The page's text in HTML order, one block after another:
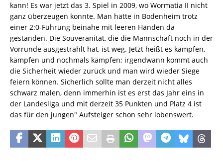
kann! Es war jetzt das 3. Spiel in 2009, wo Wormatia II nicht
ganz überzeugen konnte. Man hätte in Bodenheim trotz
einer 2:0-Führung beinahe mit leeren Händen da
gestanden. Die Souveränität, die die Mannschaft noch in der
Vorrunde ausgestrahlt hat, ist weg. Jetzt heißt es kämpfen,
kämpfen und nochmals kämpfen; irgendwann kommt auch
die Sicherheit wieder zurück und man wird wieder Siege
feiern können. Sicherlich sollte man derzeit nicht alles
schwarz malen, denn immerhin ist es erst das Jahr eins in
der Landesliga und mit derzeit 35 Punkten und Platz 4 ist
das für den jungen" Aufsteiger schon sehr lobenswert.